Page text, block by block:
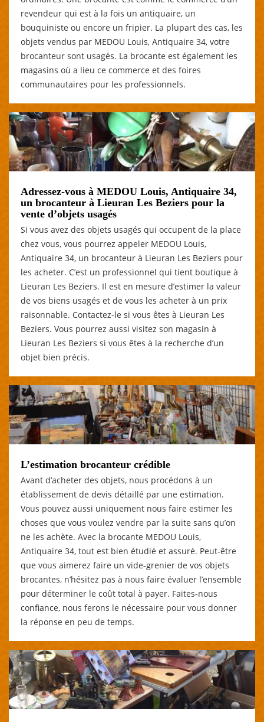
revendeur qui est à la fois un antiquaire, un
bouquiniste ou encore un fripier. La plupart des cas, les
objets vendus par MEDOU Louis, Antiquaire 34, votre
brocanteur sont usagés. La brocante est également les
magasins où a lieu ce commerce et des foires
communautaires pour les professionnels.
Adressez-vous à MEDOU Louis, Antiquaire 34,
un brocanteur à Lieuran Les Beziers pour la
vente d’objets usagés
Si vous avez des objets usagés qui occupent de la place
chez vous, vous pourrez appeler MEDOU Louis,
Antiquaire 34, un brocanteur à Lieuran Les Beziers pour
les acheter. C’est un professionnel qui tient boutique à
Lieuran Les Beziers. Il est en mesure d’estimer la valeur
de vos biens usagés et de vous les acheter à un prix
raisonnable. Contactez-le si vous êtes à Lieuran Les
Beziers. Vous pourrez aussi visitez son magasin à
Lieuran Les Beziers si vous êtes à la recherche d’un
objet bien précis.
L’estimation brocanteur crédible
Avant d’acheter des objets, nous procédons à un
établissement de devis détaillé par une estimation.
Vous pouvez aussi uniquement nous faire estimer les
choses que vous voulez vendre par la suite sans qu’on
ne les achète. Avec la brocante MEDOU Louis,
Antiquaire 34, tout est bien étudié et assuré. Peut-être
que vous aimerez faire un vide-grenier de vos objets
brocantes, n’hésitez pas à nous faire évaluer l’ensemble
pour déterminer le coût total à payer. Faites-nous
confiance, nous ferons le nécessaire pour vous donner
la réponse en peu de temps.